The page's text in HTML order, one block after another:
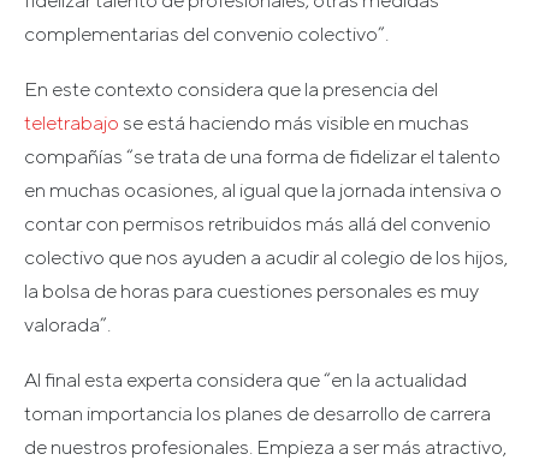
complementarias del convenio colectivo”.
En este contexto considera que la presencia del
teletrabajo se está haciendo más visible en muchas
compañías “se trata de una forma de fidelizar el talento
en muchas ocasiones, al igual que la jornada intensiva o
contar con permisos retribuidos más allá del convenio
colectivo que nos ayuden a acudir al colegio de los hijos,
la bolsa de horas para cuestiones personales es muy
valorada”.
Al final esta experta considera que “en la actualidad
toman importancia los planes de desarrollo de carrera
de nuestros profesionales. Empieza a ser más atractivo,